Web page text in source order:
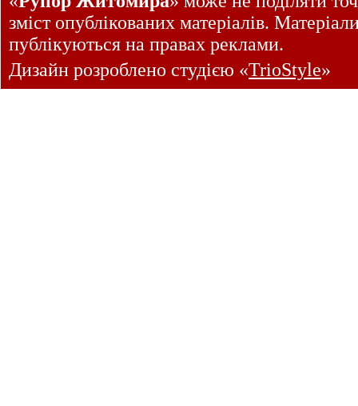
зміст опублікованих матеріалів.
публікуються на правах реклами.
Дизайн розроблено студією «TrioStyle»